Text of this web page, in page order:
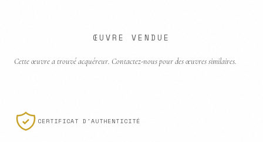
ŒUVRE VENDUE
Cette œuvre a trouvé acquéreur. Contactez-nous pour des œuvres similaires.
CERTIFICAT D'AUTHENTICITÉ